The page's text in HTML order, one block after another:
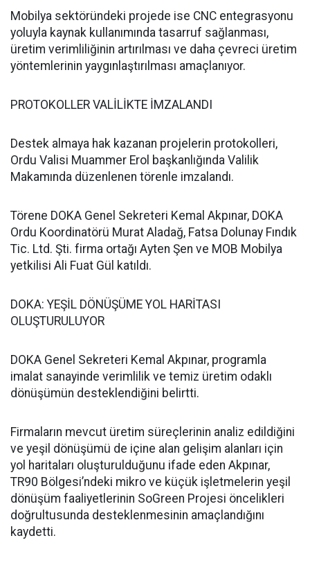
Mobilya sektöründeki projede ise CNC entegrasyonu
yoluyla kaynak kullanımında tasarruf sağlanması,
üretim verimliliğinin artırılması ve daha çevreci üretim
yöntemlerinin yaygınlaştırılması amaçlanıyor.
PROTOKOLLER VALİLİKTE İMZALANDI
Destek almaya hak kazanan projelerin protokolleri,
Ordu Valisi Muammer Erol başkanlığında Valilik
Makamında düzenlenen törenle imzalandı.
Törene DOKA Genel Sekreteri Kemal Akpınar, DOKA
Ordu Koordinatörü Murat Aladağ, Fatsa Dolunay Fındık
Tic. Ltd. Şti. firma ortağı Ayten Şen ve MOB Mobilya
yetkilisi Ali Fuat Gül katıldı.
DOKA: YEŞİL DÖNÜŞÜME YOL HARİTASI
OLUŞTURULUYOR
DOKA Genel Sekreteri Kemal Akpınar, programla
imalat sanayinde verimlilik ve temiz üretim odaklı
dönüşümün desteklendiğini belirtti.
Firmaların mevcut üretim süreçlerinin analiz edildiğini
ve yeşil dönüşümü de içine alan gelişim alanları için
yol haritaları oluşturulduğunu ifade eden Akpınar,
TR90 Bölgesi’ndeki mikro ve küçük işletmelerin yeşil
dönüşüm faaliyetlerinin SoGreen Projesi öncelikleri
doğrultusunda desteklenmesinin amaçlandığını
kaydetti.